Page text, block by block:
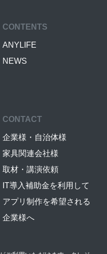
CONTENTS
ANYLIFE
NEWS
CONTACT
企業様・自治体様
家具関連会社様
取材・講演依頼
IT導入補助金を利用して
アプリ制作を希望される
企業様へ